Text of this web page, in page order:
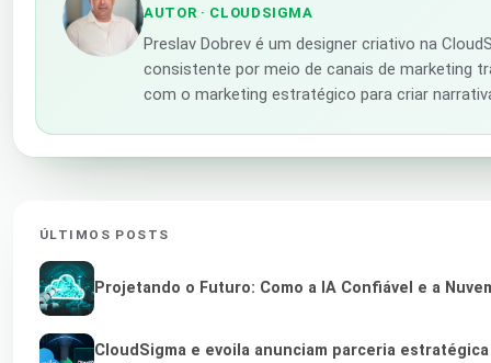
AUTOR · CLOUDSIGMA
Preslav Dobrev é um designer criativo na
consistente por meio de canais de marketing
com o marketing estratégico para criar
ÚLTIMOS POSTS
Projetando o Futuro: Como a IA Confiável e a
CloudSigma e evoila anunciam parceria